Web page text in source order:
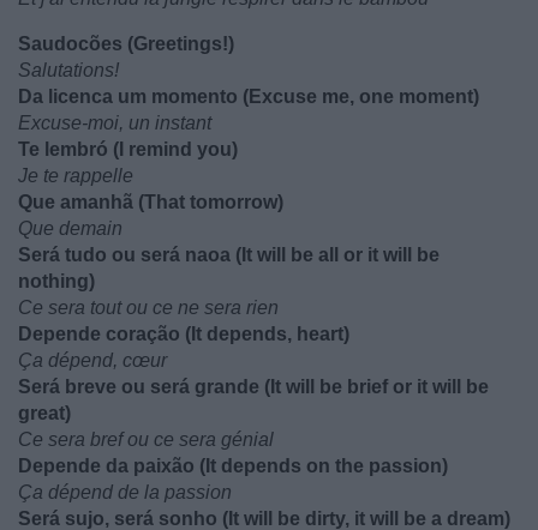
Saudocões (Greetings!)
Salutations!
Da licenca um momento (Excuse me, one moment)
Excuse-moi, un instant
Te lembró (I remind you)
Je te rappelle
Que amanhã (That tomorrow)
Que demain
Será tudo ou será naoa (It will be all or it will be
nothing)
Ce sera tout ou ce ne sera rien
Depende coração (It depends, heart)
Ça dépend, cœur
Será breve ou será grande (It will be brief or it will be
great)
Ce sera bref ou ce sera génial
Depende da paixão (It depends on the passion)
Ça dépend de la passion
Será sujo, será sonho (It will be dirty, it will be a dream)